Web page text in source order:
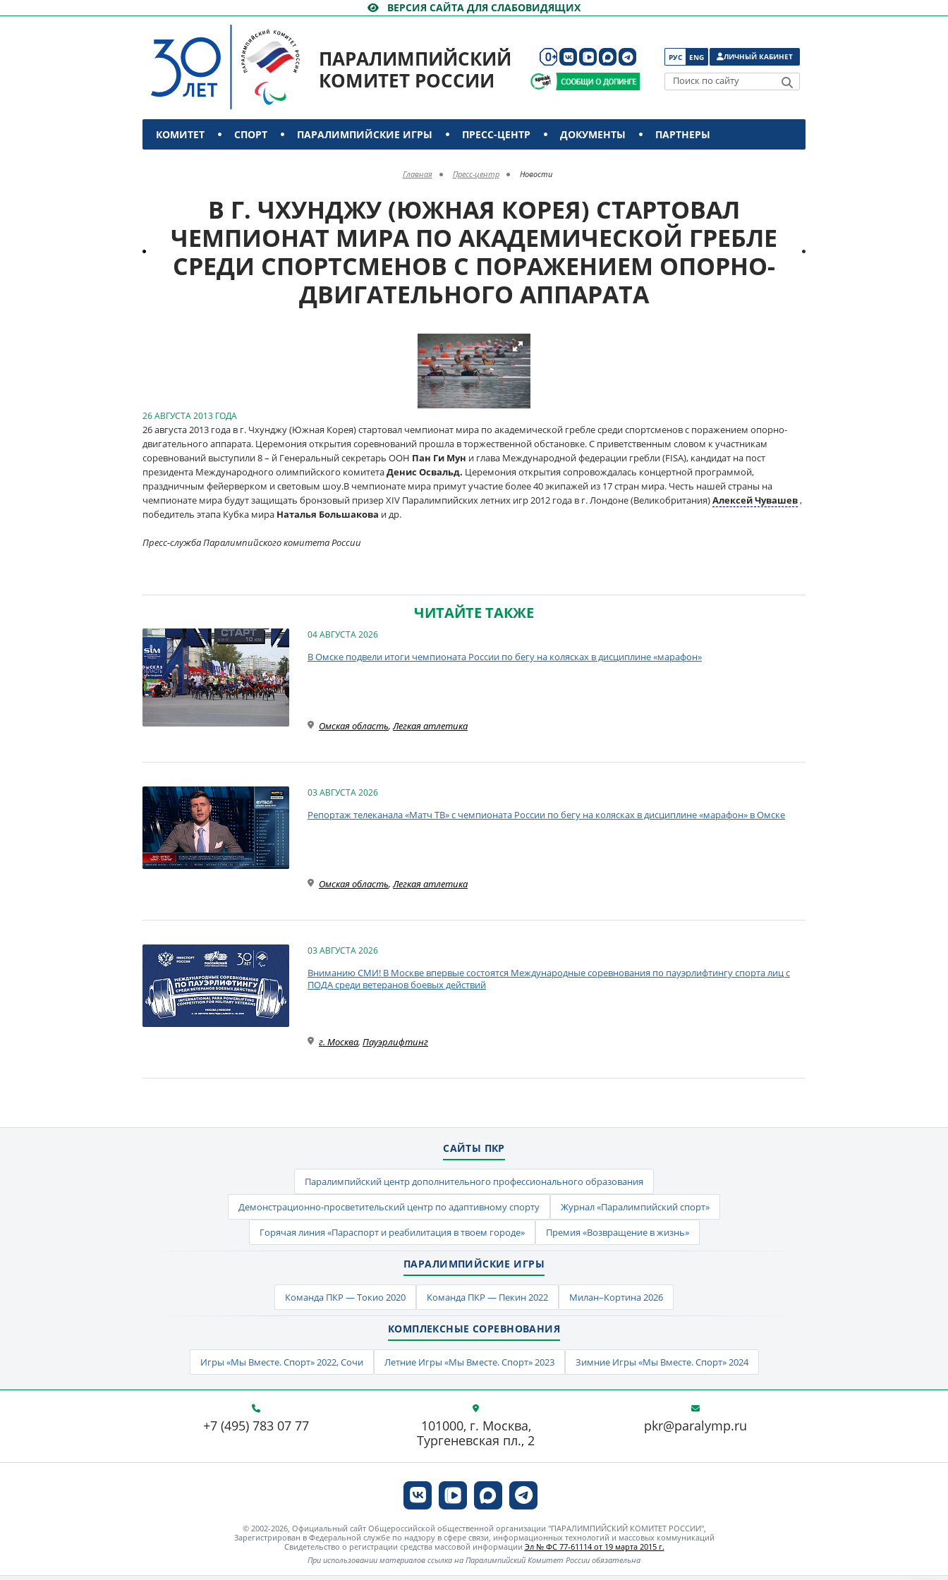
ВЕРСИЯ САЙТА ДЛЯ СЛАБОВИДЯЩИХ
ПАРАЛИМПИЙСКИЙ
КОМИТЕТ РОССИИ
РУС ENG ЛИЧНЫЙ КАБИНЕТ
Поиск по сайту
КОМИТЕТ СПОРТ ПАРАЛИМПИЙСКИЕ ИГРЫ ПРЕСС-ЦЕНТР ДОКУМЕНТЫ ПАРТНЕРЫ
Главная Пресс-центр Новости
В Г. ЧХУНДЖУ (ЮЖНАЯ КОРЕЯ) СТАРТОВАЛ
ЧЕМПИОНАТ МИРА ПО АКАДЕМИЧЕСКОЙ ГРЕБЛЕ
СРЕДИ СПОРТСМЕНОВ С ПОРАЖЕНИЕМ ОПОРНО-
ДВИГАТЕЛЬНОГО АППАРАТА
26 АВГУСТА 2013 ГОДА
26 августа 2013 года в г. Чхунджу (Южная Корея) стартовал чемпионат мира по академической гребле среди спортсменов с поражением опорно-
двигательного аппарата. Церемония открытия соревнований прошла в торжественной обстановке. С приветственным словом к участникам
соревнований выступили 8 – й Генеральный секретарь ООН Пан Ги Мун и глава Международной федерации гребли (FISA), кандидат на пост
президента Международного олимпийского комитетаДенис Освальд. Церемония открытия сопровождалась концертной программой,
праздничным фейерверком и световым шоу.В чемпионате мира примут участие более 40 экипажей из 17 стран мира. Честь нашей страны на
чемпионате мира будут защищать бронзовый призер XIV Паралимпийских летних игр 2012 года в г. Лондоне (Великобритания)Алексей Чувашев,
победитель этапа Кубка мира Наталья Большакова и др.
Пресс-служба Паралимпийского комитета России
ЧИТАЙТЕ ТАКЖЕ
04 АВГУСТА 2026
В Омске подвели итоги чемпионата России по бегу на колясках в дисциплине «марафон»
Омская область,Легкая атлетика
03 АВГУСТА 2026
Репортаж телеканала «Матч ТВ» с чемпионата России по бегу на колясках в дисциплине «марафон» в Омске
Омская область,Легкая атлетика
03 АВГУСТА 2026
Вниманию СМИ! В Москве впервые состоятся Международные соревнования по пауэрлифтингу спорта лиц с
ПОДА среди ветеранов боевых действий
г. Москва, Пауэрлифтинг
САЙТЫ ПКР
Паралимпийский центр дополнительного профессионального образования
Демонстрационно-просветительский центр по адаптивному спорту
Журнал «Паралимпийский спорт»
Горячая линия «Параспорт и реабилитация в твоем городе»
Премия «Возвращение в жизнь»
ПАРАЛИМПИЙСКИЕ ИГРЫ
Команда ПКР — Токио 2020 Команда ПКР — Пекин 2022 Милан–Кортина 2026
КОМПЛЕКСНЫЕ СОРЕВНОВАНИЯ
Игры «Мы Вместе. Спорт» 2022, Сочи Летние Игры «Мы Вместе. Спорт» 2023 Зимние Игры «Мы Вместе. Спорт» 2024
+7 (495) 783 07 77 pkr@paralymp.ru
101000, г. Москва,
Тургеневская пл., 2
© 2002-2026, Официальный сайт Общероссийской общественной организации "ПАРАЛИМПИЙСКИЙ КОМИТЕТ РОССИИ",
Зарегистрирован в Федеральной службе по надзору в сфере связи, информационных технологий и массовых коммуникаций
Свидетельство о регистрации средства массовой информации Эл № ФС 77-61114 от 19 марта 2015 г.
При использовании материалов ссылка на Паралимпийский Комитет России обязательна